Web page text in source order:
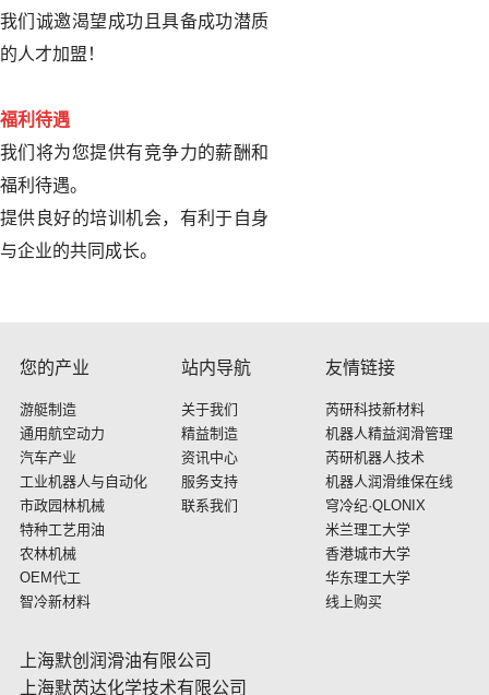
我们诚邀渴望成功且具备成功潜质
的人才加盟！
福利待遇
我们将为您提供有竞争力的薪酬和
福利待遇。
提供良好的培训机会，有利于自身
与企业的共同成长。
您的产业
游艇制造
通用航空动力
汽车产业
工业机器人与自动化
市政园林机械
特种工艺用油
农林机械
OEM代工
智冷新材料
站内导航
关于我们
精益制造
资讯中心
服务支持
联系我们
友情链接
芮研科技新材料
机器人精益润滑管理
芮研机器人技术
机器人润滑维保在线
穹冷纪·QLONIX
米兰理工大学
香港城市大学
华东理工大学
线上购买
上海默创润滑油有限公司
上海默芮达化学技术有限公司